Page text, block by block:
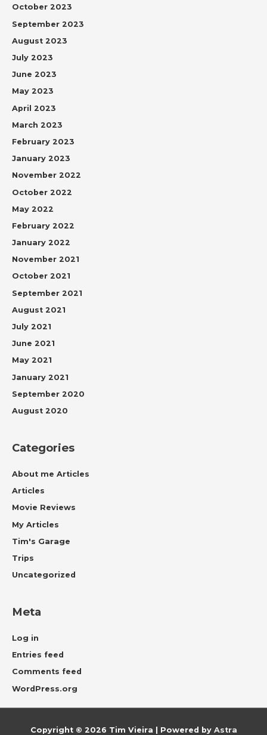
October 2023
September 2023
August 2023
July 2023
June 2023
May 2023
April 2023
March 2023
February 2023
January 2023
November 2022
October 2022
May 2022
February 2022
January 2022
November 2021
October 2021
September 2021
August 2021
July 2021
June 2021
May 2021
January 2021
September 2020
August 2020
Categories
About me Articles
Articles
Movie Reviews
My Articles
Tim's Garage
Trips
Uncategorized
Meta
Log in
Entries feed
Comments feed
WordPress.org
Copyright © 2026 Tim Vieira | Powered by Astra